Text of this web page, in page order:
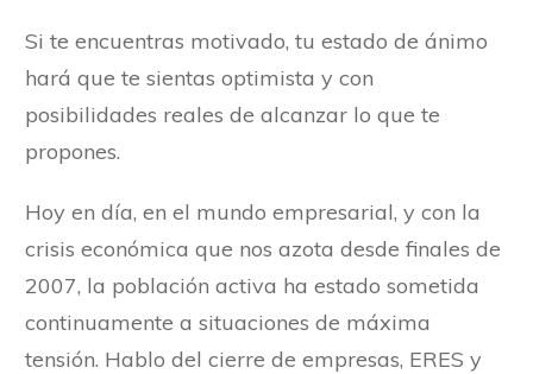
Si te encuentras motivado, tu estado de ánimo
hará que te sientas optimista y con
posibilidades reales de alcanzar lo que te
propones.
Hoy en día, en el mundo empresarial, y con la
crisis económica que nos azota desde finales de
2007, la población activa ha estado sometida
continuamente a situaciones de máxima
tensión. Hablo del cierre de empresas, ERES y